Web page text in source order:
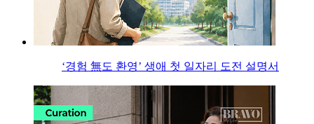
‘경험 無도 환영’ 생애 첫 일자리 도전 설명서